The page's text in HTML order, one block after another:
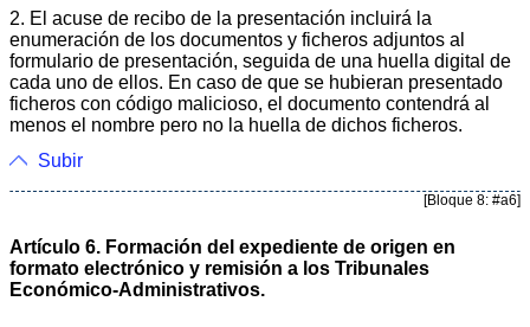
2. El acuse de recibo de la presentación incluirá la
enumeración de los documentos y ficheros adjuntos al
formulario de presentación, seguida de una huella digital de
cada uno de ellos. En caso de que se hubieran presentado
ficheros con código malicioso, el documento contendrá al
menos el nombre pero no la huella de dichos ficheros.
Subir
[Bloque 8: #a6]
Artículo 6. Formación del expediente de origen en
formato electrónico y remisión a los Tribunales
Económico-Administrativos.